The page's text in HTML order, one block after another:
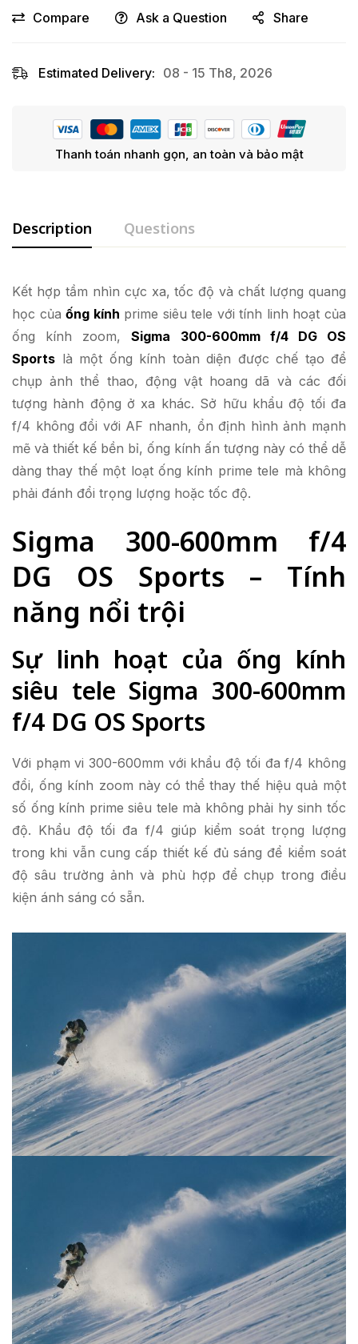
Compare Ask a Question Share
Estimated Delivery: 08 - 15 Th8, 2026
Thanh toán nhanh gọn, an toàn và bảo mật
Description Questions
Kết hợp tầm nhìn cực xa, tốc độ và chất lượng quang
học củaống kính prime siêu tele với tính linh hoạt của
ống kính zoom,Sigma 300-600mm f/4 DG OS
Sports là một ống kính toàn diện được chế tạo để
chụp ảnh thể thao, động vật hoang dã và các đối
tượng hành động ở xa khác. Sở hữu khẩu độ tối đa
f/4 không đổi với AF nhanh, ổn định hình ảnh mạnh
mẽ và thiết kế bền bỉ, ống kính ấn tượng này có thể dễ
dàng thay thế một loạt ống kính prime tele mà không
phải đánh đổi trọng lượng hoặc tốc độ.
Sigma 300-600mm f/4
DG OS Sports – Tính
năng nổi trội
Sự linh hoạt của ống kính
siêu tele Sigma 300-600mm
f/4 DG OS Sports
Với phạm vi 300-600mm với khẩu độ tối đa f/4 không
đổi, ống kính zoom này có thể thay thế hiệu quả một
số ống kính prime siêu tele mà không phải hy sinh tốc
độ. Khẩu độ tối đa f/4 giúp kiểm soát trọng lượng
trong khi vẫn cung cấp thiết kế đủ sáng để kiểm soát
độ sâu trường ảnh và phù hợp để chụp trong điều
kiện ánh sáng có sẵn.